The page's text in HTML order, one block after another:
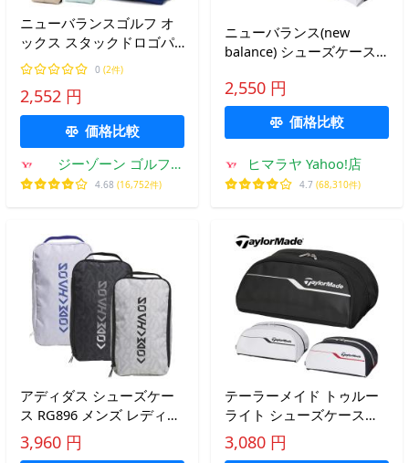
ニューバランスゴルフ オ
ックス スタックドロゴパ
ターン シューズケース
012-6984014 2026モデル
日本正規品 (26new)
0 (2件)
2,552 円
価格比較
ジーゾーン ゴルフ
Yahoo!店
4.68 (16,752件)
ニューバランス(new
balance) シューズケース
シューズバッグ 012-
6984014 【2026年モデ
2,550 円
価格比較
ヒマラヤ Yahoo!店
4.7 (68,310件)
アディダス シューズケー
ス RG896 メンズ レディー
ス コードカオス 2026年モ
デル
3,960 円
テーラーメイド トゥルー
ライト シューズケース
TL875 2026モデル 日本正
規品
3,080 円